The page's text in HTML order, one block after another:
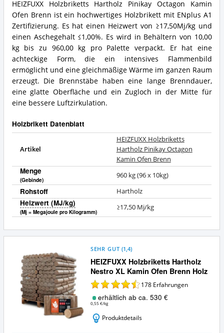
HEIZFUXX Holzbriketts Hartholz Pinikay Octagon Kamin
Ofen Brenn ist ein hochwertiges Holzbrikett mit ENplus A1
Zertifizierung. Es hat einen Heizwert von ≥17,50Mj/kg und
einen Aschegehalt ≤1,00%. Es wird in Behältern von 10,00
kg bis zu 960,00 kg pro Palette verpackt. Er hat eine
achteckige Form, die ein intensives Flammenbild
ermöglicht und eine gleichmäßige Wärme im ganzen Raum
erzeugt. Die Brennstäbe haben eine lange Brenndauer,
eine glatte Oberfläche und ein Zugloch in der Mitte für
eine bessere Luftzirkulation.
Holzbrikett Datenblatt
Artikel
HEIZFUXX Holzbriketts
Hartholz Pinikay Octagon
Kamin Ofen Brenn
Menge
(Gebinde)
960 kg (96 x 10kg)
Rohstoff Hartholz
Heizwert (MJ/kg)
(Mj = Megajoule pro Kilogramm)
≥17,50 Mj/kg
HEIZFUXX Holzbriketts Hartholz
Nestro XL Kamin Ofen Brenn Holz
SEHR GUT (1,4)
178 Erfahrungen
erhältlich ab ca. 530 €
0,55 €/kg
Produktdetails